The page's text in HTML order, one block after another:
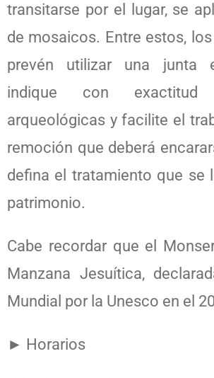
transitarse por el lugar, se
de mosaicos. Entre estos,
prevén utilizar una junta
indique con
arqueológicas y facilite el
remoción que deberá
defina el tratamiento que se
patrimonio.
Cabe recordar que el
Manzana Jesuítica,
Mundial por la Unesco en el
► Horarios